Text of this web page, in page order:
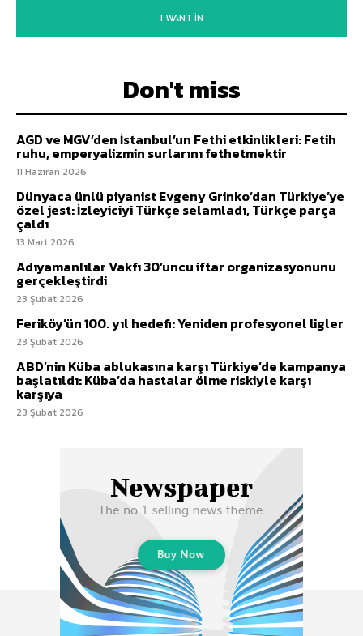
I WANT IN
Don't miss
AGD ve MGV’den İstanbul’un Fethi etkinlikleri: Fetih
ruhu, emperyalizmin surlarını fethetmektir
11 Haziran 2026
Dünyaca ünlü piyanist Evgeny Grinko’dan Türkiye’ye
özel jest: İzleyiciyi Türkçe selamladı, Türkçe parça
çaldı
13 Mart 2026
Adıyamanlılar Vakfı 30’uncu iftar organizasyonunu
gerçekleştirdi
23 Şubat 2026
Feriköy’ün 100. yıl hedefi: Yeniden profesyonel ligler
23 Şubat 2026
ABD’nin Küba ablukasına karşı Türkiye’de kampanya
başlatıldı: Küba’da hastalar ölme riskiyle karşı
karşıya
23 Şubat 2026